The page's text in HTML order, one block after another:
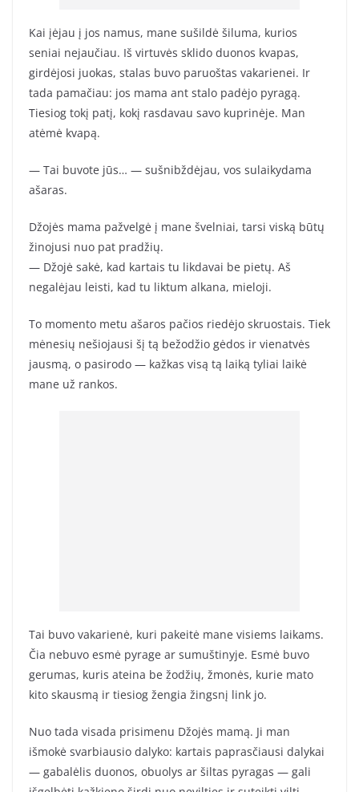
Kai įėjau į jos namus, mane sušildė šiluma, kurios
seniai nejaučiau. Iš virtuvės sklido duonos kvapas,
girdėjosi juokas, stalas buvo paruoštas vakarienei. Ir
tada pamačiau: jos mama ant stalo padėjo pyragą.
Tiesiog tokį patį, kokį rasdavau savo kuprinėje. Man
atėmė kvapą.
— Tai buvote jūs… — sušnibždėjau, vos sulaikydama
ašaras.
Džojės mama pažvelgė į mane švelniai, tarsi viską būtų
žinojusi nuo pat pradžių.
— Džojė sakė, kad kartais tu likdavai be pietų. Aš
negalėjau leisti, kad tu liktum alkana, mieloji.
To momento metu ašaros pačios riedėjo skruostais. Tiek
mėnesių nešiojausi šį tą bežodžio gėdos ir vienatvės
jausmą, o pasirodo — kažkas visą tą laiką tyliai laikė
mane už rankos.
Tai buvo vakarienė, kuri pakeitė mane visiems laikams.
Čia nebuvo esmė pyrage ar sumuštinyje. Esmė buvo
gerumas, kuris ateina be žodžių, žmonės, kurie mato
kito skausmą ir tiesiog žengia žingsnį link jo.
Nuo tada visada prisimenu Džojės mamą. Ji man
išmokė svarbiausio dalyko: kartais paprasčiausi dalykai
— gabalėlis duonos, obuolys ar šiltas pyragas — gali